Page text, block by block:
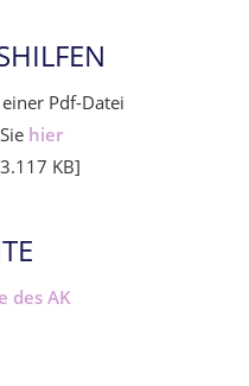
Pdf-Datei
hier
KB]
des AK